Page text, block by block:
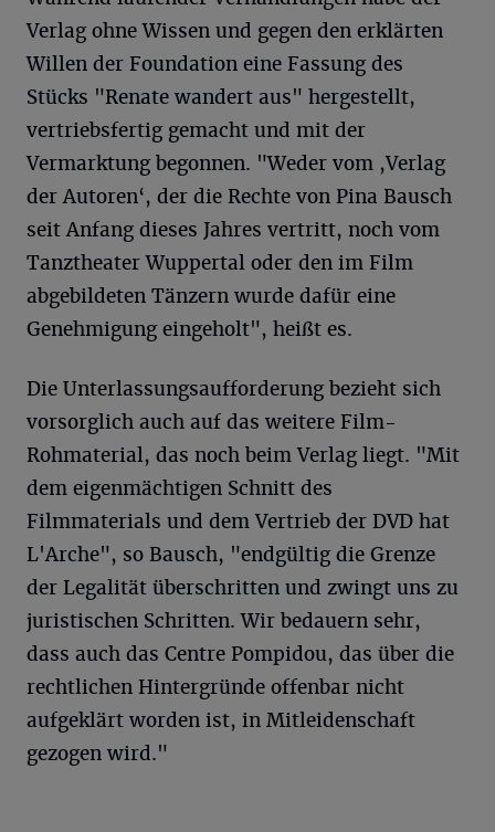
Verlag ohne Wissen und gegen den erklärten
Willen der Foundation eine Fassung des
Stücks "Renate wandert aus" hergestellt,
vertriebsfertig gemacht und mit der
Vermarktung begonnen. "Weder vom ,Verlag
der Autoren‘, der die Rechte von Pina Bausch
seit Anfang dieses Jahres vertritt, noch vom
Tanztheater Wuppertal oder den im Film
abgebildeten Tänzern wurde dafür eine
Genehmigung eingeholt", heißt es.
Die Unterlassungsaufforderung bezieht sich
vorsorglich auch auf das weitere Film-
Rohmaterial, das noch beim Verlag liegt. "Mit
dem eigenmächtigen Schnitt des
Filmmaterials und dem Vertrieb der DVD hat
L'Arche", so Bausch, "endgültig die Grenze
der Legalität überschritten und zwingt uns zu
juristischen Schritten. Wir bedauern sehr,
dass auch das Centre Pompidou, das über die
rechtlichen Hintergründe offenbar nicht
aufgeklärt worden ist, in Mitleidenschaft
gezogen wird."